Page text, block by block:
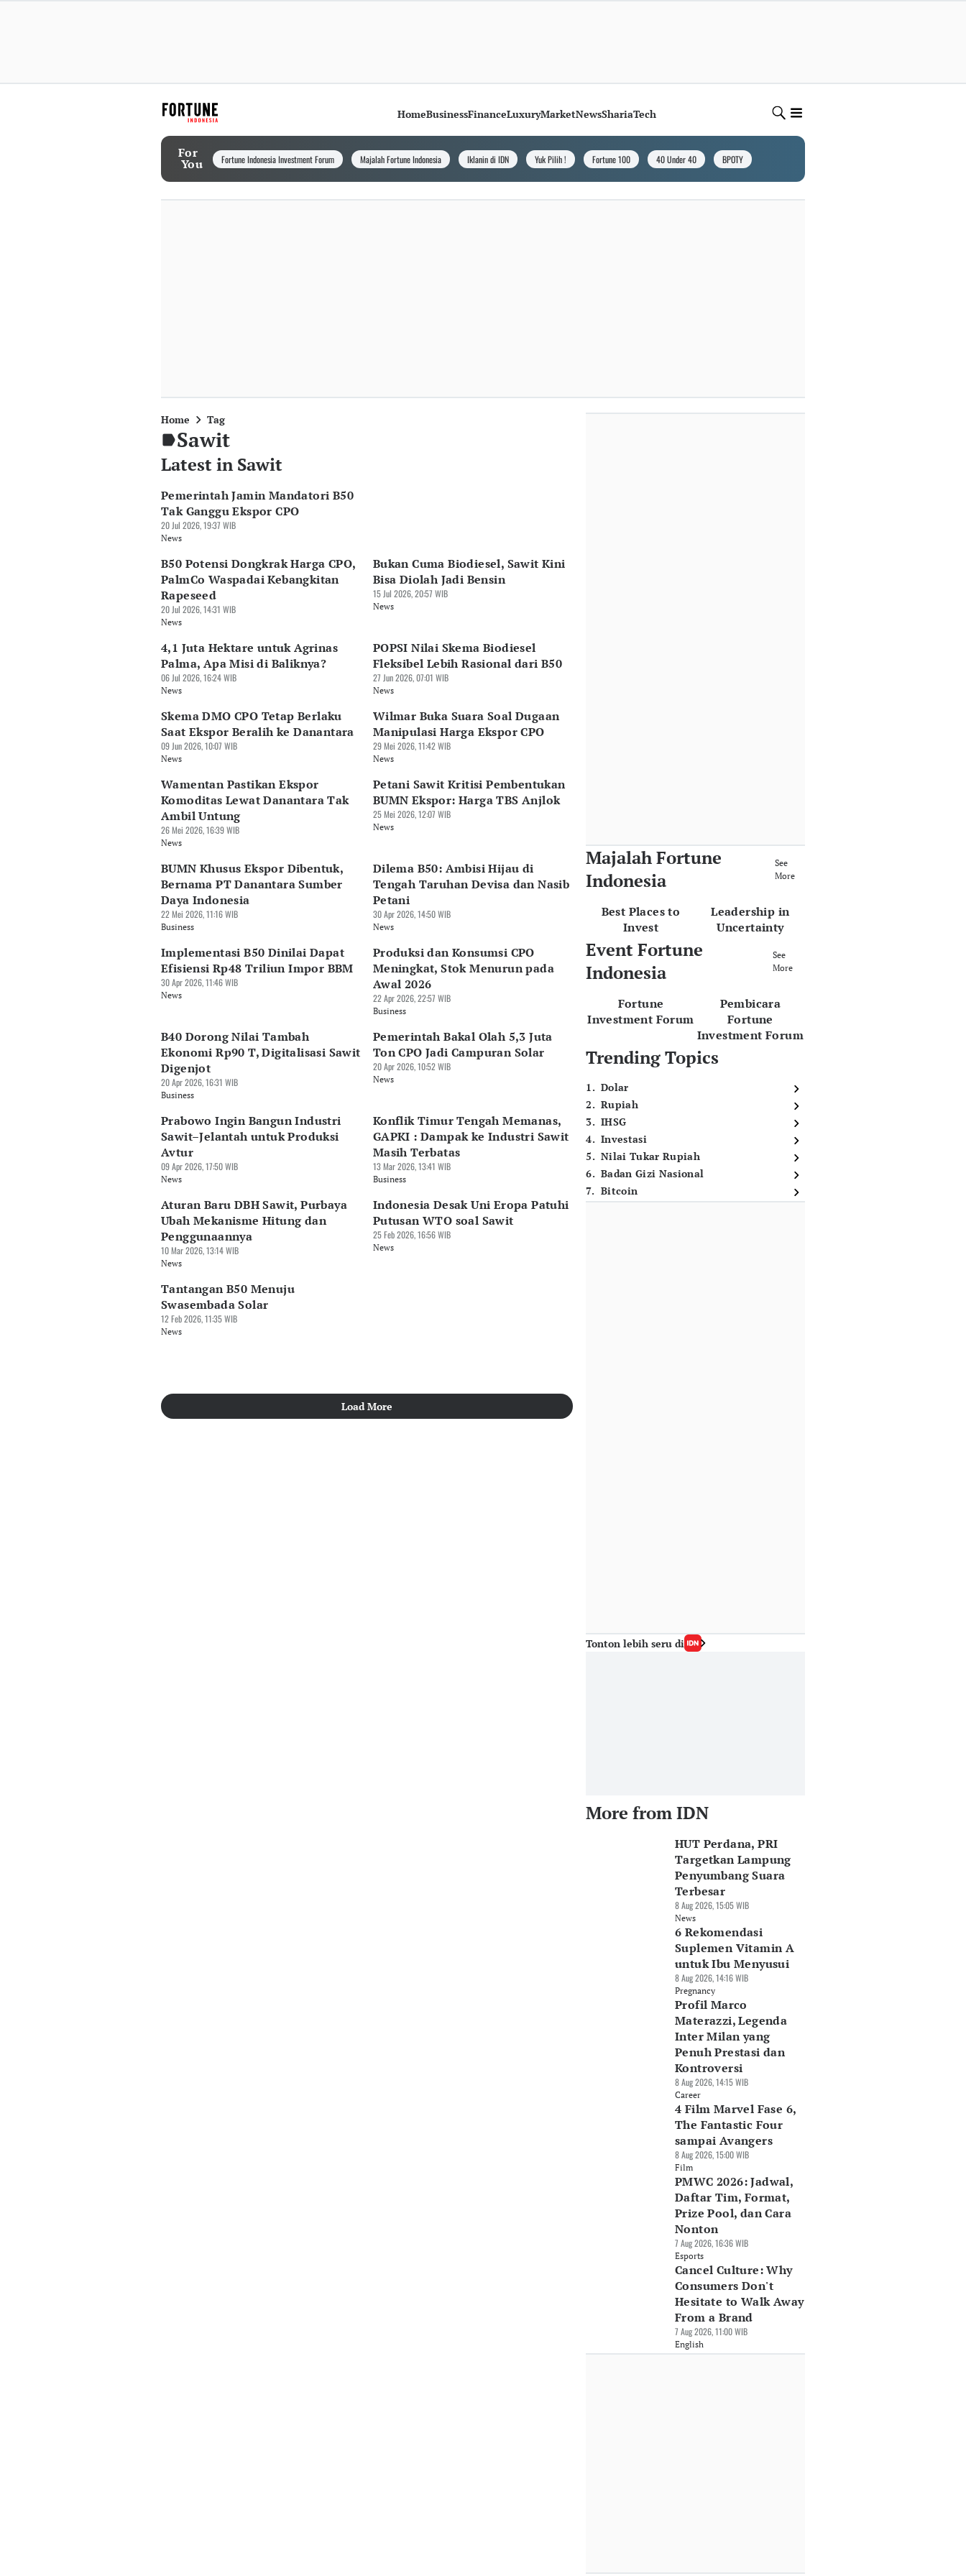
HomeBusinessFinanceLuxuryMarketNewsShariaTech
For
You Fortune Indonesia Investment Forum Majalah Fortune Indonesia Iklanin di IDN Yuk Pilih ! Fortune 100 40 Under 40 BPOTY
Home Tag
Sawit
Latest in Sawit
Pemerintah Jamin Mandatori B50
Tak Ganggu Ekspor CPO
20 Jul 2026, 19:37 WIB
News
B50 Potensi Dongkrak Harga CPO,
PalmCo Waspadai Kebangkitan
Rapeseed
20 Jul 2026, 14:31 WIB
News
Bukan Cuma Biodiesel, Sawit Kini
Bisa Diolah Jadi Bensin
15 Jul 2026, 20:57 WIB
News
4,1 Juta Hektare untuk Agrinas
Palma, Apa Misi di Baliknya?
06 Jul 2026, 16:24 WIB
News
POPSI Nilai Skema Biodiesel
Fleksibel Lebih Rasional dari B50
27 Jun 2026, 07:01 WIB
News
Skema DMO CPO Tetap Berlaku
Saat Ekspor Beralih ke Danantara
09 Jun 2026, 10:07 WIB
News
Wilmar Buka Suara Soal Dugaan
Manipulasi Harga Ekspor CPO
29 Mei 2026, 11:42 WIB
News
Wamentan Pastikan Ekspor
Komoditas Lewat Danantara Tak
Ambil Untung
26 Mei 2026, 16:39 WIB
News
Petani Sawit Kritisi Pembentukan
BUMN Ekspor: Harga TBS Anjlok
25 Mei 2026, 12:07 WIB
News
BUMN Khusus Ekspor Dibentuk,
Bernama PT Danantara Sumber
Daya Indonesia
22 Mei 2026, 11:16 WIB
Business
Dilema B50: Ambisi Hijau di
Tengah Taruhan Devisa dan Nasib
Petani
30 Apr 2026, 14:50 WIB
News
Implementasi B50 Dinilai Dapat
Efisiensi Rp48 Triliun Impor BBM
30 Apr 2026, 11:46 WIB
News
Produksi dan Konsumsi CPO
Meningkat, Stok Menurun pada
Awal 2026
22 Apr 2026, 22:57 WIB
Business
B40 Dorong Nilai Tambah
Ekonomi Rp90 T, Digitalisasi Sawit
Digenjot
20 Apr 2026, 16:31 WIB
Business
Pemerintah Bakal Olah 5,3 Juta
Ton CPO Jadi Campuran Solar
20 Apr 2026, 10:52 WIB
News
Prabowo Ingin Bangun Industri
Sawit–Jelantah untuk Produksi
Avtur
09 Apr 2026, 17:50 WIB
News
Konflik Timur Tengah Memanas,
GAPKI : Dampak ke Industri Sawit
Masih Terbatas
13 Mar 2026, 13:41 WIB
Business
Aturan Baru DBH Sawit, Purbaya
Ubah Mekanisme Hitung dan
Penggunaannya
10 Mar 2026, 13:14 WIB
News
Indonesia Desak Uni Eropa Patuhi
Putusan WTO soal Sawit
25 Feb 2026, 16:56 WIB
News
Tantangan B50 Menuju
Swasembada Solar
12 Feb 2026, 11:35 WIB
News
Load More
Majalah Fortune
Indonesia
See
More
Best Places to
Invest
Leadership in
Uncertainty
Event Fortune
Indonesia
See
More
Fortune
Investment Forum
Pembicara
Fortune
Investment Forum
Trending Topics
1. Dolar
2. Rupiah
3. IHSG
4. Investasi
5. Nilai Tukar Rupiah
6. Badan Gizi Nasional
7. Bitcoin
Tonton lebih seru di
More from IDN
HUT Perdana, PRI
Targetkan Lampung
Penyumbang Suara
Terbesar
8 Aug 2026, 15:05 WIB
News
6 Rekomendasi
Suplemen Vitamin A
untuk Ibu Menyusui
8 Aug 2026, 14:16 WIB
Pregnancy
Profil Marco
Materazzi, Legenda
Inter Milan yang
Penuh Prestasi dan
Kontroversi
8 Aug 2026, 14:15 WIB
Career
4 Film Marvel Fase 6,
The Fantastic Four
sampai Avangers
8 Aug 2026, 15:00 WIB
Film
PMWC 2026: Jadwal,
Daftar Tim, Format,
Prize Pool, dan Cara
Nonton
7 Aug 2026, 16:36 WIB
Esports
Cancel Culture: Why
Consumers Don't
Hesitate to Walk Away
From a Brand
7 Aug 2026, 11:00 WIB
English